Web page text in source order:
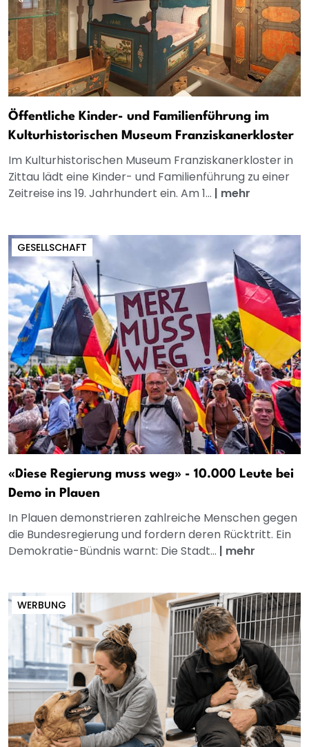
Öffentliche Kinder- und Familienführung im
Kulturhistorischen Museum Franziskanerkloster
Im Kulturhistorischen Museum Franziskanerkloster in
Zittau lädt eine Kinder- und Familienführung zu einer
Zeitreise ins 19. Jahrhundert ein. Am 1... | mehr
GESELLSCHAFT
«Diese Regierung muss weg» - 10.000 Leute bei
Demo in Plauen
In Plauen demonstrieren zahlreiche Menschen gegen
die Bundesregierung und fordern deren Rücktritt. Ein
Demokratie-Bündnis warnt: Die Stadt... | mehr
WERBUNG